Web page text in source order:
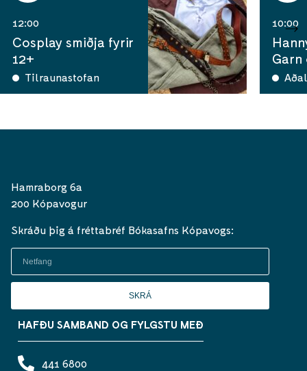
12:00
Cosplay smiðja fyrir
12+
Tilraunastofan
10:00
Garn
Hamraborg 6a
200 Kópavogur
Skráðu þig á fréttabréf Bókasafns Kópavogs:
SKRÁ
HAFÐU SAMBAND OG FYLGSTU MEÐ
441 6800